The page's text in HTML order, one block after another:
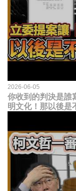
2026-06-05
你收到的判決是誰
明文化！那以後是